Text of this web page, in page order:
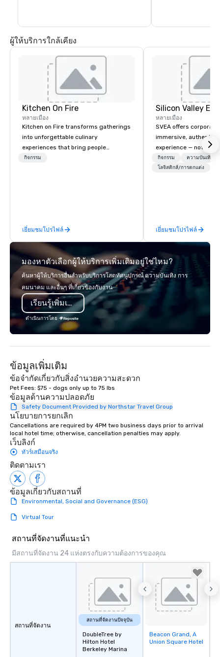
ผู้ให้บริการใกล้เคียง
Kitchen On Fire
หลายเมือง
Kitchen on Fire transforms gatherings
into unforgettable culinary
experiences that bring people
together. Since 2005, we've
instructors guide participants
through collaborative cooking
sessions using high-quality
ingredients and time-tested
techniques. Whether you're planning a
corporate team-building retreat,
milestone celebration, or virtual
cooking experience, we create
memorable events that encourage
connection, boost engagement, and
leave participants with new skills
programs, birthday parties,
anniversary celebrations, rehearsal
dinners, holiday events, client
entertainment, and virtual team
connections. We handle everything
from ingredient sourcing to
instruction, making your event
planning seamless.
กิจกรรม
เยี่ยมชมโปรไฟล์
หลายเมือง
SVEA offers
immersive, authentic
experience — not a
transformation. We
facilitate custom
offsites. Whether
think like a Silicon
world's fastest-
or walk away with a
innovation playbook,
seniority, and
กิจกรรม
ความบันเทิงแบ
โลจิสติกส์/การตกแต่ง
เยี่ยมชมโปรไฟล์
มองหาตัวเลือกผู้ให้บริการเพิ่มเติมอยู่ใช่ไหม?
ค้นหาผู้ให้บริการอื่นสำหรับบริการโสตทัศนูปกรณ์ ความบันเทิง การ
คมนาคม และอื่นๆ ที่เกี่ยวข้องกับงาน
เรียนรู้เพิ่มเติม
ดำเนินการโดย
ข้อมูลเพิ่มเติม
ข้อจำกัดเกี่ยวกับสิ่งอำนวยความสะดวก
Pet Fees: $75 - dogs only up to 75 lbs
ข้อมูลด้านความปลอดภัย
Safety Document Provided by Northstar Travel Group
นโยบายการยกเลิก
Cancellations are required by 4PM two business days prior to arrival
local hotel time; otherwise, cancellation penalties may apply.
เว็บลิงก์
ทัวร์เสมือนจริง
ติดตามเรา
ข้อมูลเกี่ยวกับสถานที่
Environmental, Social and Governance (ESG)
Virtual Tour
สถานที่จัดงานที่แนะนำ
มีสถานที่จัดงาน 24 แห่งตรงกับความต้องการของคุณ
สถานที่จัดงาน
สถานที่จัดงานปัจจุบัน
DoubleTree by
Hilton Hotel
Berkeley Marina
Removed from
favorites
Beacon Grand, A
Union Square Hotel